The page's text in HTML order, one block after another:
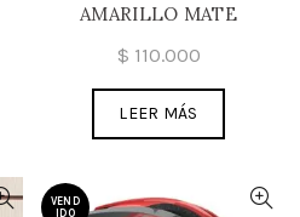
AMARILLO MATE
$ 110.000
LEER MÁS
VEND
IDO